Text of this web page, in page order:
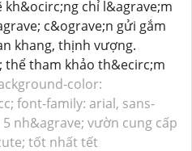
chỉ l&agrave;m
c&ograve;n gửi gắm
khang, thịnh vượng.
thể tham khảo th&ecirc;m
color:
font-family: arial, sans-
nh&agrave; vườn cung cấp
tốt nhất tết